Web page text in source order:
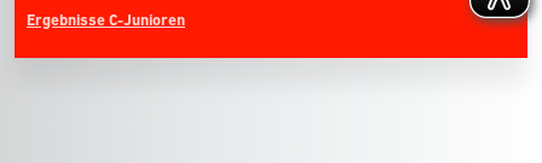
Ergebnisse C-Junioren